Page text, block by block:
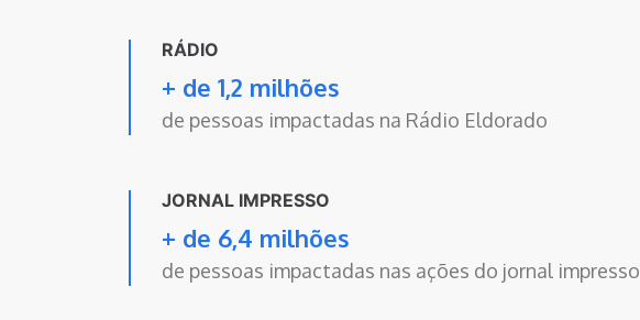
RÁDIO
+ de 1,2 milhões
de pessoas impactadas na Rádio Eldorado
JORNAL IMPRESSO
+ de 6,4 milhões
de pessoas impactadas nas ações do jornal impresso